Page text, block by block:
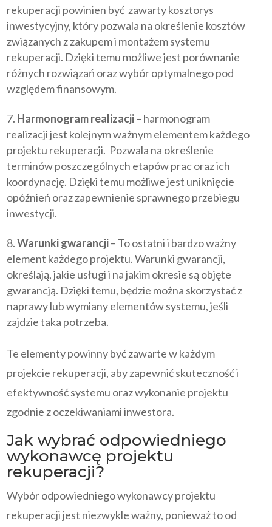
rekuperacji powinien być zawarty kosztorys
inwestycyjny, który pozwala na określenie kosztów
związanych z zakupem i montażem systemu
rekuperacji. Dzięki temu możliwe jest porównanie
różnych rozwiązań oraz wybór optymalnego pod
względem finansowym.
Harmonogram realizacji– harmonogram
realizacji jest kolejnym ważnym elementem każdego
projektu rekuperacji. Pozwala na określenie
terminów poszczególnych etapów prac oraz ich
koordynację. Dzięki temu możliwe jest uniknięcie
opóźnień oraz zapewnienie sprawnego przebiegu
inwestycji.
Warunki gwarancji– To ostatni i bardzo ważny
element każdego projektu. Warunki gwarancji,
określają, jakie usługi i na jakim okresie są objęte
gwarancją. Dzięki temu, będzie można skorzystać z
naprawy lub wymiany elementów systemu, jeśli
zajdzie taka potrzeba.
Te elementy powinny być zawarte w każdym
projekcie rekuperacji, aby zapewnić skuteczność i
efektywność systemu oraz wykonanie projektu
zgodnie z oczekiwaniami inwestora.
Jak wybrać odpowiedniego
wykonawcę projektu
rekuperacji?
Wybór odpowiedniego wykonawcy projektu
rekuperacji jest niezwykle ważny, ponieważ to od